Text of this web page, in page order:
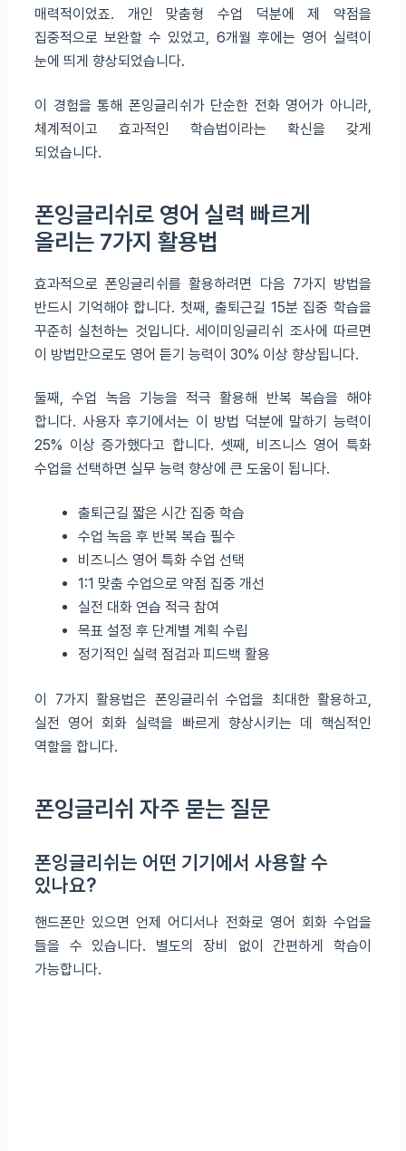
매력적이었죠. 개인 맞춤형 수업 덕분에 제 약점을
집중적으로 보완할 수 있었고, 6개월 후에는 영어 실력이
눈에 띄게 향상되었습니다.
이 경험을 통해 폰잉글리쉬가 단순한 전화 영어가 아니라,
체계적이고 효과적인 학습법이라는 확신을 갖게
되었습니다.
폰잉글리쉬로 영어 실력 빠르게
올리는 7가지 활용법
효과적으로 폰잉글리쉬를 활용하려면 다음 7가지 방법을
반드시 기억해야 합니다. 첫째, 출퇴근길 15분 집중 학습을
꾸준히 실천하는 것입니다. 세이미잉글리쉬 조사에 따르면
이 방법만으로도 영어 듣기 능력이 30% 이상 향상됩니다.
둘째, 수업 녹음 기능을 적극 활용해 반복 복습을 해야
합니다. 사용자 후기에서는 이 방법 덕분에 말하기 능력이
25% 이상 증가했다고 합니다. 셋째, 비즈니스 영어 특화
수업을 선택하면 실무 능력 향상에 큰 도움이 됩니다.
출퇴근길 짧은 시간 집중 학습
수업 녹음 후 반복 복습 필수
비즈니스 영어 특화 수업 선택
1:1 맞춤 수업으로 약점 집중 개선
실전 대화 연습 적극 참여
목표 설정 후 단계별 계획 수립
정기적인 실력 점검과 피드백 활용
이 7가지 활용법은 폰잉글리쉬 수업을 최대한 활용하고,
실전 영어 회화 실력을 빠르게 향상시키는 데 핵심적인
역할을 합니다.
폰잉글리쉬 자주 묻는 질문
폰잉글리쉬는 어떤 기기에서 사용할 수
있나요?
핸드폰만 있으면 언제 어디서나 전화로 영어 회화 수업을
들을 수 있습니다. 별도의 장비 없이 간편하게 학습이
가능합니다.